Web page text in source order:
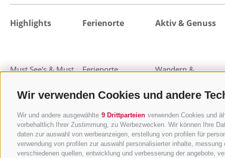
Wir verwenden Cookies und andere
Wir und andere ausgewählte 9 Drittparteien verwenden Cookies und
vorbehaltlich Ihrer Zustimmung, zu Werbezwecken. Wir können Ihre
daten zur auswahl von werbeanzeigen, erstellung von profilen für
verwendung von profilen zur auswahl personalisierter inhalte,
verschiedenen quellen, entwicklung und verbesserung der angebote,
Highlights
Must See's & Must
Highlight-Events
Ferienorte
Ferienorte
Pflerschtal
Freienfeld
Pfitschtal
Ratschingstal
Aktiv & Genuss
Wandern &
Almen und Hütten
MTB & Bike
Wohlfühlen & Relax
Familienurlaub